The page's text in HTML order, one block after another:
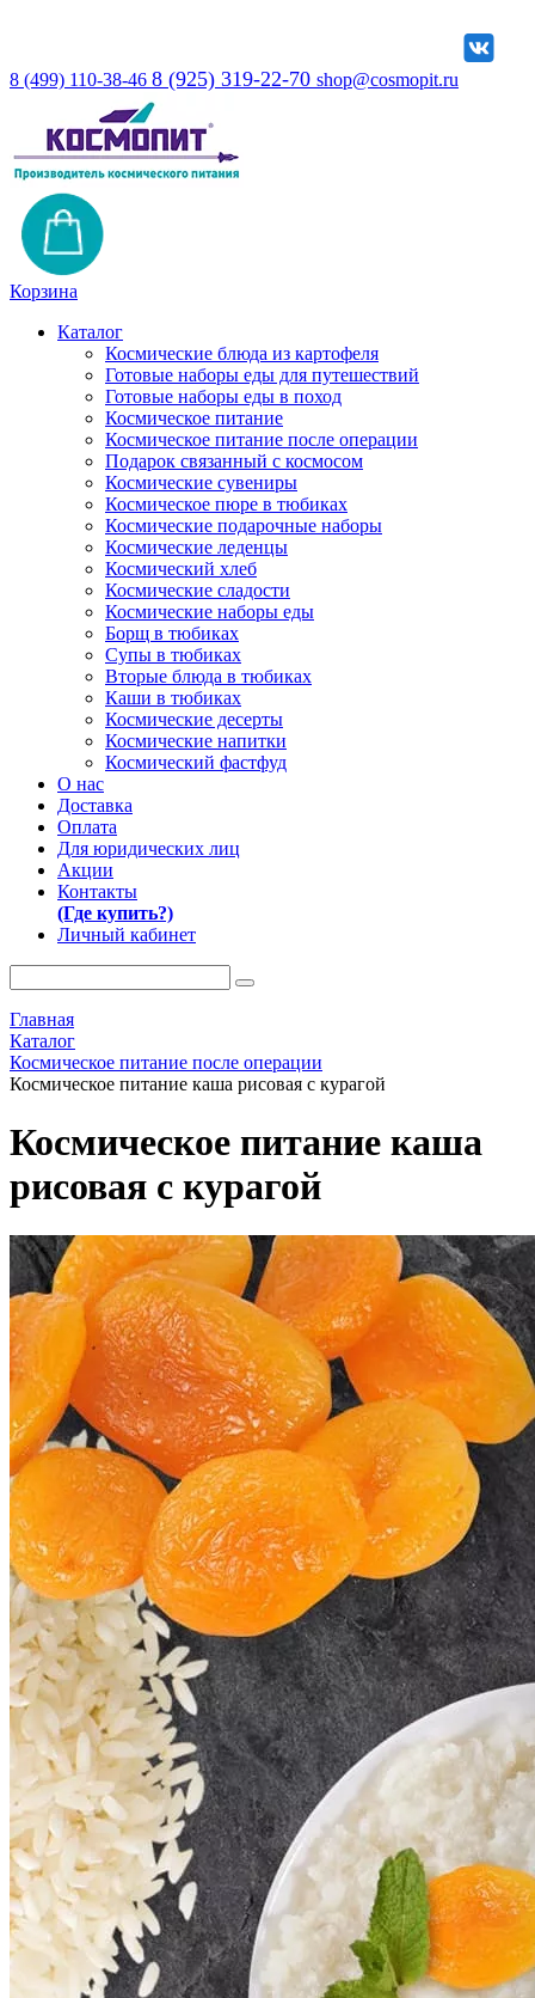
8 (499) 110-38-46 8 (925) 319-22-70 shop@cosmopit.ru
Корзина
Каталог
Космические блюда из картофеля
Готовые наборы еды для путешествий
Готовые наборы еды в поход
Космическое питание
Космическое питание после операции
Подарок связанный с космосом
Космические сувениры
Космическое пюре в тюбиках
Космические подарочные наборы
Космические леденцы
Космический хлеб
Космические сладости
Космические наборы еды
Борщ в тюбиках
Супы в тюбиках
Вторые блюда в тюбиках
Каши в тюбиках
Космические десерты
Космические напитки
Космический фастфуд
О нас
Доставка
Оплата
Для юридических лиц
Акции
Контакты
(Где купить?)
Личный кабинет
Главная
Каталог
Космическое питание после операции
Космическое питание каша рисовая с курагой
Космическое питание каша
рисовая с курагой